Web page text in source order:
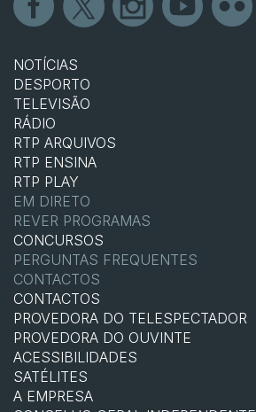
NOTÍCIAS
DESPORTO
TELEVISÃO
RÁDIO
RTP ARQUIVOS
RTP ENSINA
RTP PLAY
EM DIRETO
REVER PROGRAMAS
CONCURSOS
PERGUNTAS FREQUENTES
CONTACTOS
CONTACTOS
PROVEDORA DO TELESPECTADOR
PROVEDORA DO OUVINTE
ACESSIBILIDADES
SATÉLITES
A EMPRESA